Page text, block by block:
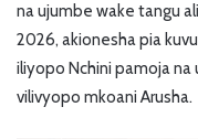
na ujumbe wake tangu
2026, akionesha pia
iliyopo Nchini pamoja
vilivyopo mkoani Arusha.